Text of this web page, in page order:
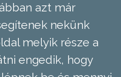
azt már
nekünk
melyik része a
engedik, hogy